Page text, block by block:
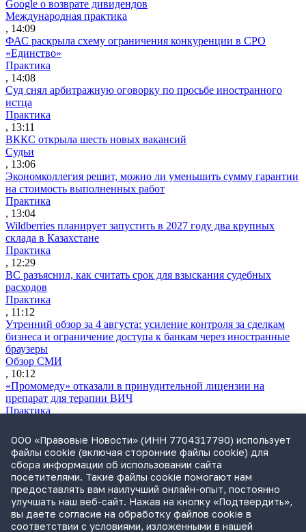
Google о возврате дивидендов
Международная практика
, 14:09
ФАС раскрыла схему ограничения конкуренции в СРО
«Единство»
Практика
, 14:08
Суд снял арбитражную оговорку по просьбе иностранного
истца
Практика
, 13:11
ВККС открыла шесть новых вакансий
Судьи
, 13:06
Экономколлегия решит, можно ли уменьшить сумму гарантии
на стоимость выполненных работ
Практика
, 13:04
Wildberries планирует запустить в 2027 году два крупных
склада в Казахстане
Практика
, 12:29
ВС разъяснил, как считать срок для взыскания судебных
расходов
Практика
, 11:12
Утренний обзор за 4 августа: усиление контроля за сделкам
бизнеса и ограничение доступа к банкам через иностранные
браузеры
Обзор СМИ
, 10:12
«Промомеду» отказали в принудительной лицензии на
препарат для терапии ВИЧ
Практика
В ГД внесли законопроект, разрешающий туристам
направлять претензии к турагентам
Законодательство
, 19:07
Бывшего гендиректора «Облкоммунэнерго» подозревают в
хищении 1 млрд руб.
Практика
, 17:59
ООО «Правовые Новости» (ИНН 7704317790) использует
файлы cookie (включая сторонние файлы cookie) для
сбора информации об использовании сайта
посетителями. Такие файлы cookie помогают нам
предоставлять вам наилучший онлайн-опыт, постоянно
улучшать наш веб-сайт. Нажав на кнопку «Подтвердить»,
вы даете согласие на обработку файлов cookie в
соответствии с условиями, изложенными в нашей